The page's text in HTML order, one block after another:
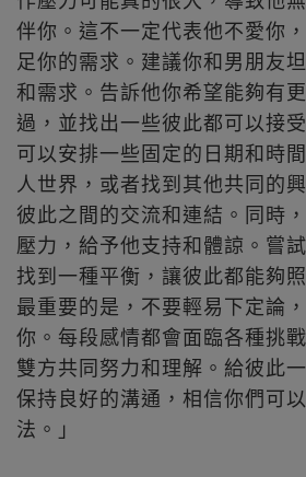
伴你。這不一定代表他不愛你
足你的需求。建議你和男朋友
和需求。告訴他你希望能夠有
過，並找出一些彼此都可以接
可以安排一些固定的日期和時
人世界，或者找到其他共同的
彼此之間的交流和連結。同時
壓力，給予他支持和體諒。嘗
找到一種平衡，讓彼此都能夠
最重要的是，不要輕易下定論
你。每段感情都會面臨各種挑
雙方共同努力和理解。給彼此
保持良好的溝通，相信你們可
法。」